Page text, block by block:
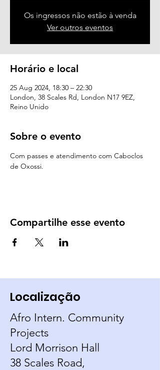
Os ingressos não estão à venda
Ver outros eventos
Horário e local
25 Aug 2024, 18:30 – 22:30
London, 38 Scales Rd, London N17 9EZ,
Reino Unido
Sobre o evento
Com passes e atendimento com Caboclos
de Oxossi.
Compartilhe esse evento
Localização
Afro Intern. Community
Projects
Lord Morrison Hall
38 Scales Road,